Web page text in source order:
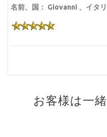
名前、国： Giovanni 、イタ
お客様は一